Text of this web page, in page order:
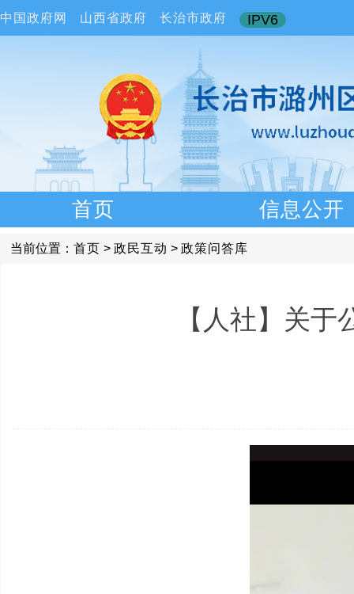
中国政府网 山西省政府 长治市政府 IPV6
首页 信息公开
当前位置： 首页 > 政民互动 > 政策问答库
【人社】关